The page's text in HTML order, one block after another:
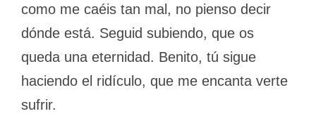
como me caéis tan mal, no pienso decir
dónde está. Seguid subiendo, que os
queda una eternidad. Benito, tú sigue
haciendo el ridículo, que me encanta verte
sufrir.